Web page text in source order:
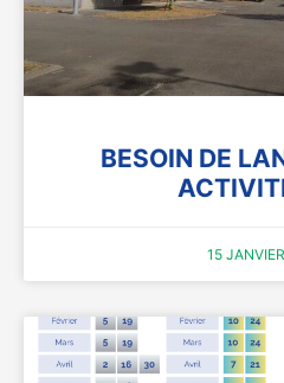
BESOIN DE
15